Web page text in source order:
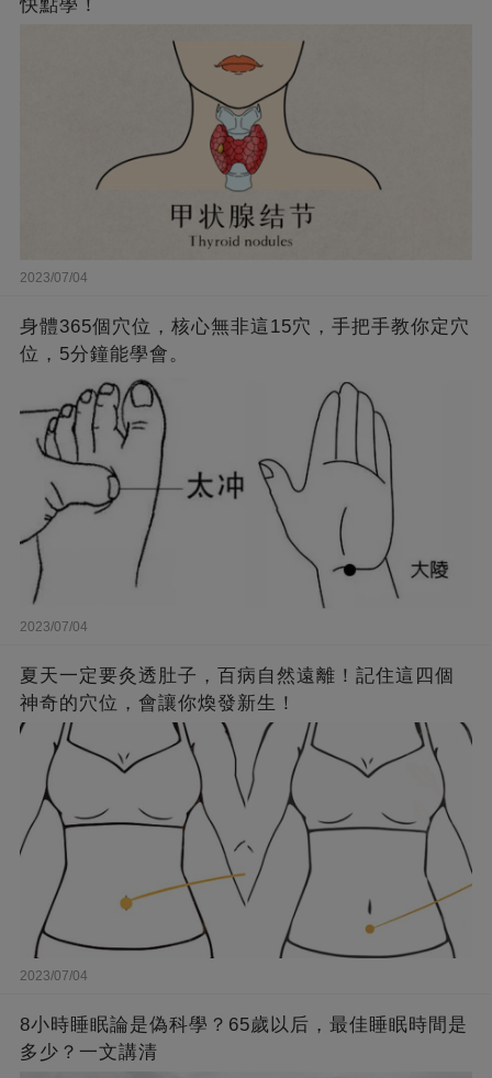
快點學！
2023/07/04
身體365個穴位，核心無非這15穴，手把手教你定穴
位，5分鐘能學會。
2023/07/04
夏天一定要灸透肚子，百病自然遠離！記住這四個
神奇的穴位，會讓你煥發新生！
2023/07/04
8小時睡眠論是偽科學？65歲以后，最佳睡眠時間是
多少？一文講清